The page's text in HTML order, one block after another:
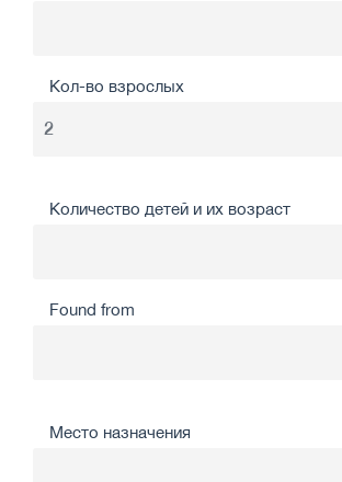
Кол-во взрослых
Количество детей и их возраст
Found from
Место назначения